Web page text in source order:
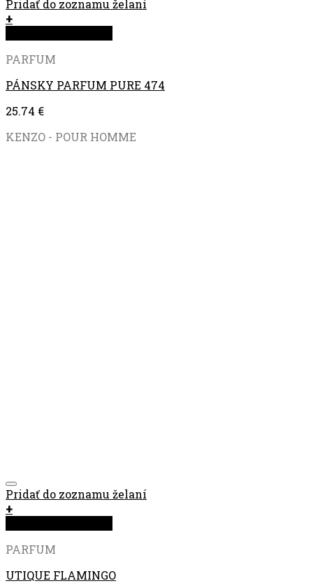
Pridať do zoznamu želaní
+
PARFUM
PÁNSKY PARFUM PURE 474
25.74 €
KENZO - POUR HOMME
Pridať do zoznamu želaní
+
PARFUM
UTIQUE FLAMINGO